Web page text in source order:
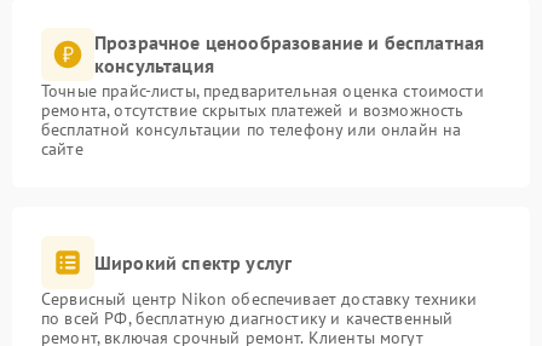
Прозрачное ценообразование и бесплатная
консультация
Точные прайс-листы, предварительная оценка стоимости
ремонта, отсутствие скрытых платежей и возможность
бесплатной консультации по телефону или онлайн на
сайте
Широкий спектр услуг
Сервисный центр Nikon обеспечивает доставку техники
по всей РФ, бесплатную диагностику и качественный
ремонт, включая срочный ремонт. Клиенты могут